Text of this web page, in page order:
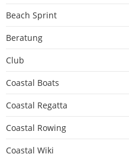
Beach Sprint
Beratung
Club
Coastal Boats
Coastal Regatta
Coastal Rowing
Coastal Wiki